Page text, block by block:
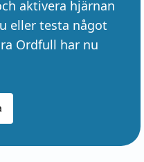
aktivera hjärnan
eller testa något
Ordfull har nu